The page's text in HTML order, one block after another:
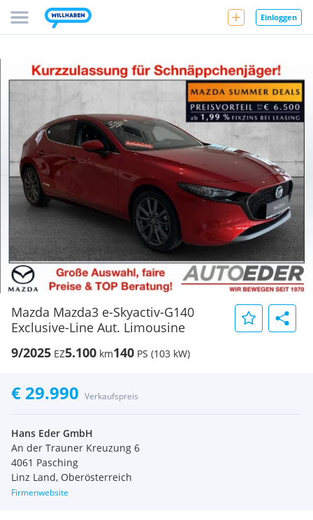
Einloggen
Mazda Mazda3 e-Skyactiv-G140
Exclusive-Line Aut. Limousine
9/2025 EZ5.100 km140 PS (103 kW)
€ 29.990 Verkaufspreis
Hans Eder GmbH
An der Trauner Kreuzung 6
4061 Pasching
Linz Land, Oberösterreich
Firmenwebsite